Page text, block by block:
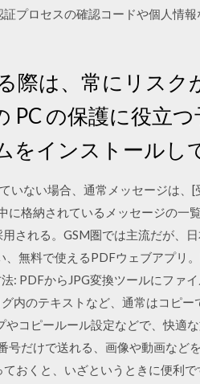
プロセスの確認コードや個人情
際は、常にリスク
の保護に役立
インストールし
いない場合、通常メッセージは
格納されているメッセージの一
される。GSM圏では主流だが、
無料で使えるPDFウェブアプリ
: PDFからJPG変換ツールにファ
内のテキストなど、通常はコピ
コピールール設定などで、快適
だけで送れる、画像や動画など
おくと、いざというときに便利